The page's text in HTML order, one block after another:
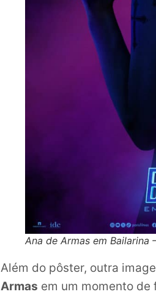
Ana de Armas em Bailarina
Além do pôster, outra
Armas em um momento